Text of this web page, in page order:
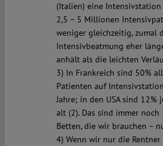
(Italien) eine Intensivstation
2,5 – 5 Millionen
weniger gleichzeitig, zumal
Intensivbeatmung eher
anhält als die leichten
3) In Frankreich sind 50%
Patienten auf
Jahre; in den USA sind 12%
alt (2). Das sind immer
Betten, die wir brauchen –
4) Wenn wir nur die Rentner